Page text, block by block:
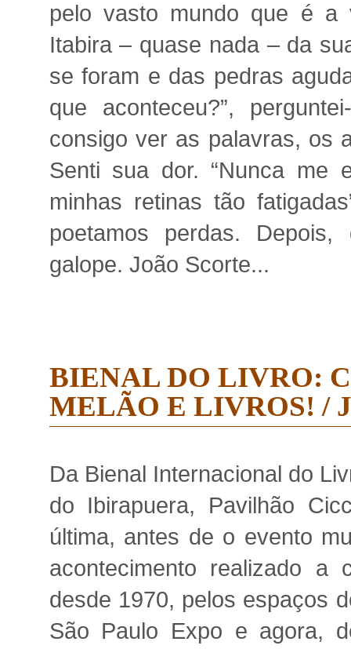
pelo vasto mundo que é a
Itabira – quase nada – da
se foram e das pedras
que aconteceu?”,
consigo ver as palavras, os
Senti sua dor. “Nunca me
minhas retinas tão
poetamos perdas.
galope. João Scorte...
BIENAL DO LIVRO:
MELÃO E LIVROS! /
Da Bienal Internacional do
do Ibirapuera, Pavilhão
última, antes de o evento
acontecimento realizado
desde 1970, pelos espaços
São Paulo Expo e agora,